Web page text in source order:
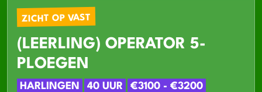
ZICHT OP VAST
(LEERLING) OPERATOR 5-
PLOEGEN
HARLINGEN 40 UUR
€3100 - €3200